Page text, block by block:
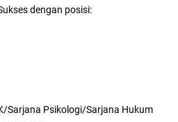
dengan posisi:
Sarjana Psikologi/Sarjana Hukum